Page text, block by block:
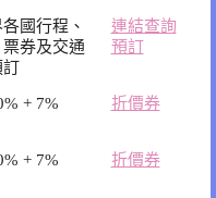
國行程、
券及交通
訂
連結查詢
預訂
+ 7% 折價券
+ 7% 折價券